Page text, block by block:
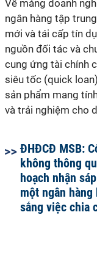
Về mảng doanh
ngân hàng tập
mới và tái cấp tín
nguồn đối tác và
cung ứng tài chính
siêu tốc (quick
sản phẩm mang
và trải nghiệm cho
ĐHĐCĐ MSB:
không thông
hoạch nhận
một ngân
sắng việc chia